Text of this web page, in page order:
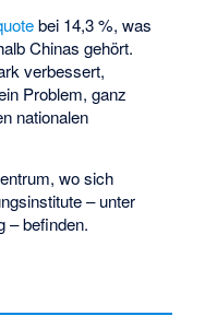
bei 14,3 %, was
Chinas gehört.
verbessert,
Problem, ganz
nationalen
wo sich
– unter
– befinden.